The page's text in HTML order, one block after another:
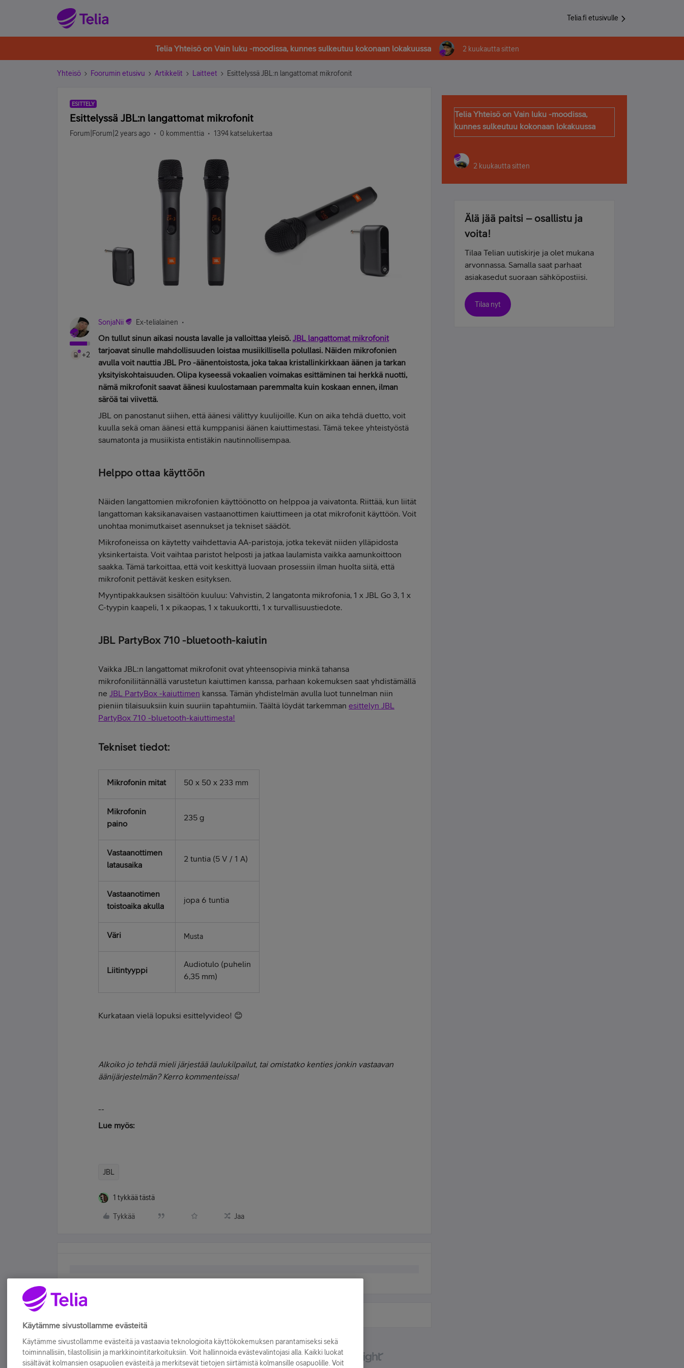
Telia.fi etusivulle
Telia Yhteisö on Vain luku -moodissa, kunnes sulkeutuu kokonaan lokakuussa 2 kuukautta sitten
Yhteisö Foorumin etusivu Artikkelit Laitteet Esittelyssä JBL:n langattomat mikrofonit
ESITTELY
Esittelyssä JBL:n langattomat mikrofonit
Forum|Forum|2 years ago 0 kommenttia 1394 katselukertaa
+2
SonjaNii Ex-telialainen
On tullut sinun aikasi nousta lavalle ja valloittaa yleisö. JBL langattomat mikrofonit
tarjoavat sinulle mahdollisuuden loistaa musiikillisella polullasi. Näiden mikrofonien
avulla voit nauttia JBL Pro -äänentoistosta, joka takaa kristallinkirkkaan äänen ja tarkan
yksityiskohtaisuuden. Olipa kyseessä vokaalien voimakas esittäminen tai herkkä nuotti,
nämä mikrofonit saavat äänesi kuulostamaan paremmalta kuin koskaan ennen, ilman
säröä tai viivettä.
JBL on panostanut siihen, että äänesi välittyy kuulijoille. Kun on aika tehdä duetto, voit
kuulla sekä oman äänesi että kumppanisi äänen kaiuttimestasi. Tämä tekee yhteistyöstä
saumatonta ja musiikista entistäkin nautinnollisempaa.
Helppo ottaa käyttöön
Näiden langattomien mikrofonien käyttöönotto on helppoa ja vaivatonta. Riittää, kun liität
langattoman kaksikanavaisen vastaanottimen kaiuttimeen ja otat mikrofonit käyttöön. Voit
unohtaa monimutkaiset asennukset ja tekniset säädöt.
Mikrofoneissa on käytetty vaihdettavia AA-paristoja, jotka tekevät niiden ylläpidosta
yksinkertaista. Voit vaihtaa paristot helposti ja jatkaa laulamista vaikka aamunkoittoon
saakka. Tämä tarkoittaa, että voit keskittyä luovaan prosessiin ilman huolta siitä, että
mikrofonit pettävät kesken esityksen.
Myyntipakkauksen sisältöön kuuluu: Vahvistin, 2 langatonta mikrofonia, 1 x JBL Go 3, 1 x
C-tyypin kaapeli, 1 x pikaopas, 1 x takuukortti, 1 x turvallisuustiedote.
JBL PartyBox 710 -bluetooth-kaiutin
Vaikka JBL:n langattomat mikrofonit ovat yhteensopivia minkä tahansa
mikrofoniliitännällä varustetun kaiuttimen kanssa, parhaan kokemuksen saat yhdistämällä
ne JBL PartyBox -kaiuttimen kanssa. Tämän yhdistelmän avulla luot tunnelman niin
pieniin tilaisuuksiin kuin suuriin tapahtumiin. Täältä löydät tarkemman esittelyn JBL
PartyBox 710 -bluetooth-kaiuttimesta!
Tekniset tiedot:
Mikrofonin mitat 50 x 50 x 233 mm
Mikrofonin
paino
235 g
Vastaanottimen
latausaika
2 tuntia (5 V / 1 A)
Vastaanotimen
toistoaika akulla
jopa 6 tuntia
Väri Musta
Liitintyyppi
Audiotulo (puhelin
6,35 mm)
Kurkataan vielä lopuksi esittelyvideo! 😊
Alkoiko jo tehdä mieli järjestää laulukilpailut, tai omistatko kenties jonkin vastaavan
äänijärjestelmän? Kerro kommenteissa!
--
Lue myös:
JBL
1 tykkää tästä
Tykkää Jaa
Telia Yhteisö on Vain luku -moodissa,
kunnes sulkeutuu kokonaan lokakuussa
2 kuukautta sitten
Älä jää paitsi – osallistu ja
voita!
Tilaa Telian uutiskirje ja olet mukana
arvonnassa. Samalla saat parhaat
asiakasedut suoraan sähköpostiisi.
Tilaa nyt
Käytämme sivustollamme evästeitä
Käytämme sivustollamme evästeitä ja vastaavia teknologioita käyttökokemuksen parantamiseksi sekä
toiminnallisiin, tilastollisiin ja markkinointitarkoituksiin. Voit hallinnoida evästevalintojasi alla. Kaikki luokat
sisältävät kolmansien osapuolien evästeitä ja merkitsevät tietojen siirtämistä kolmansille osapuolille. Voit